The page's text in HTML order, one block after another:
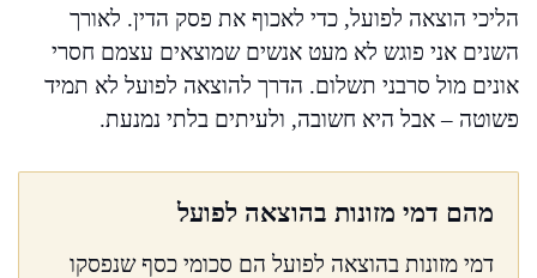
הליכי הוצאה לפועל, כדי לאכוף את פסק הדין. לאורך
השנים אני פוגש לא מעט אנשים שמוצאים עצמם חסרי
אונים מול סרבני תשלום. הדרך להוצאה לפועל לא תמיד
פשוטה – אבל היא חשובה, ולעיתים בלתי נמנעת.
מהם דמי מזונות בהוצאה לפועל
דמי מזונות בהוצאה לפועל הם סכומי כסף שנפסקו